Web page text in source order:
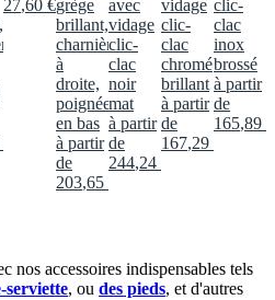
27,60 €grège
brillant,
charnières
à
droite,
poignée
en bas
à partir
de
203,65
avec
vidage
clic-
clac
noir
mat
à partir
de
244,24
vidage
clic-
clac
chromé
brillant
à partir
de
167,29
clic-
clac
inox
brossé
à partir
de
165,89
nos accessoires indispensables tels
serviette, ou des pieds, et d'autres